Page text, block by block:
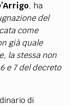
, ha
del
come
già quale
la stessa non
e 7 del decreto
di